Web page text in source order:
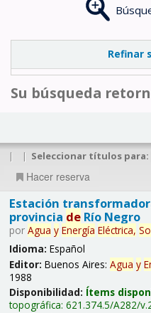
Refinar
Su búsqueda
| | Seleccionar títulos para:
Hacer reserva
Estación
provincia deRío Negro
por Agua y Energía Eléctrica,
Idioma: Español
Editor: Buenos Aires: Agua y
1988
Disponibilidad: Ítems
topográfica: 621.374.5/A282/